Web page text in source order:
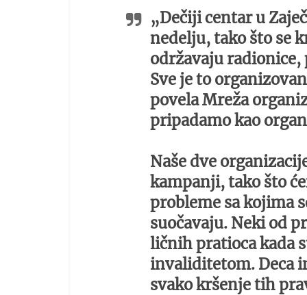
„Dečiji centar u
nedelju, tako što se
održavaju
Sve je to
povela Mreža
pripadamo kao
Naše dve
kampanji, tako što
probleme sa kojima
suočavaju. Neki od
ličnih pratioca kada
invaliditetom. Deca
svako kršenje tih